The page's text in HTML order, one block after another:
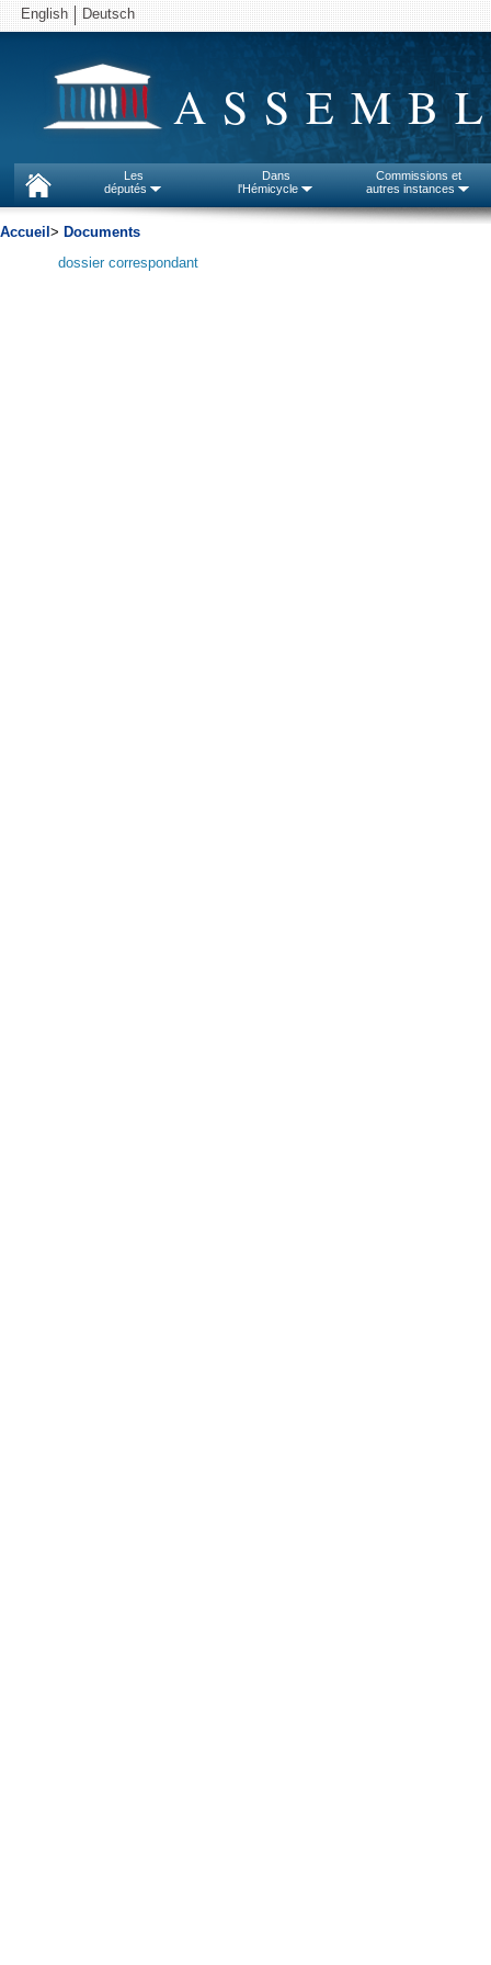
English Deutsch
Les
députés
Dans
l'Hémicycle
Commissions et
autres instances
Accueil > Documents
dossier correspondant